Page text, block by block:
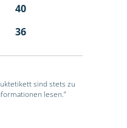
40
36
sind stets zu
lesen.“